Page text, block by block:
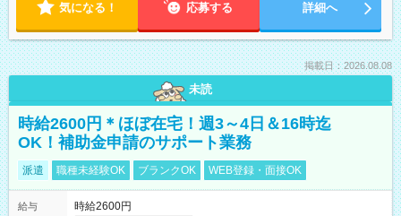
気になる！ 応募する 詳細へ
掲載日：2026.08.08
未読
時給2600円＊ほぼ在宅！週3～4日＆16時迄
OK！補助金申請のサポート業務
派遣 職種未経験OK ブランクOK WEB登録・面接OK
給与
時給2600円